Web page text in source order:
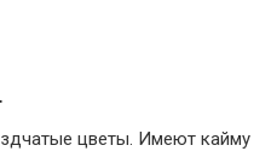
цветы. Имеют кайму